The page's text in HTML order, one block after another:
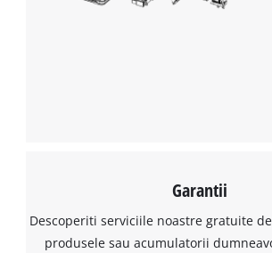
Garantii
Descoperiti serviciile noastre gratuite
produsele sau acumulatorii